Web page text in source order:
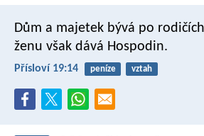
Dům a majetek bývá po
ženu však dává Hospodin.
Přísloví 19:14 peníze vztah